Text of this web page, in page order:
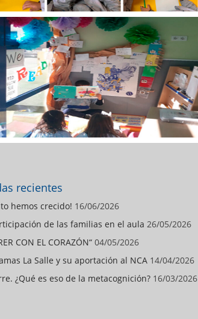
recientes
hemos crecido! 16/06/2026
de las familias en el aula 26/05/2026
CON EL CORAZÓN“ 04/05/2026
La Salle y su aportación al NCA 14/04/2026
¿Qué es eso de la metacognición? 16/03/2026